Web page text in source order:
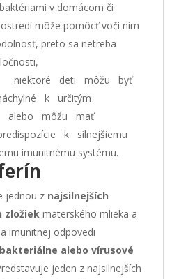
v domácom či
môže pomôcť voči nim
preto sa netreba
niektoré deti môžu byť
k určitým
alebo môžu mať
k silnejšiemu
imunitnému systému.
jednou z najsilnejších
zložiekmaterského mlieka a
imunitnej odpovedi
alebo vírusové
jeden z najsilnejších